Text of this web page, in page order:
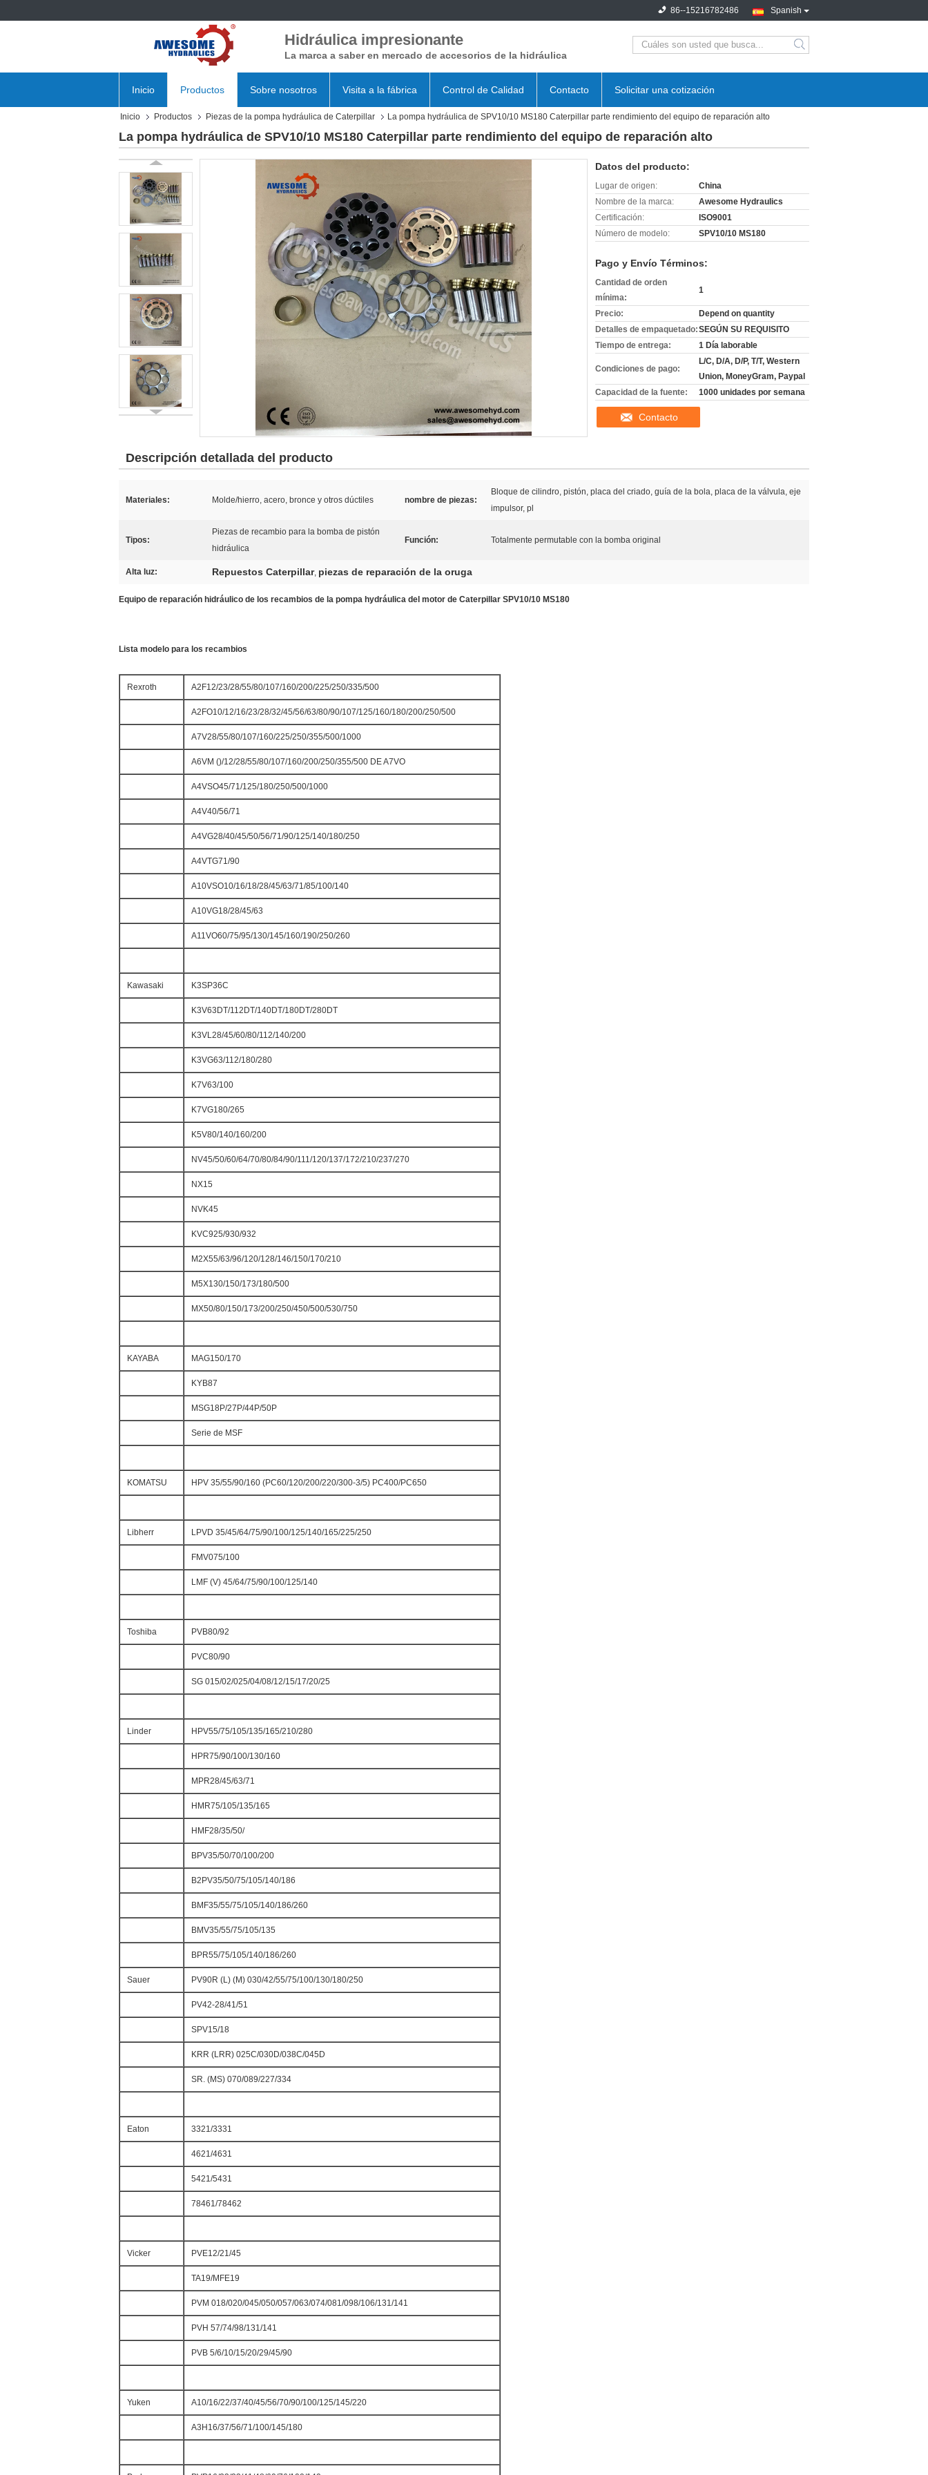
Spanish
86--15216782486
Hidráulica impresionante
La marca a saber en mercado de accesorios de la hidráulica search
Inicio Productos Sobre nosotros Visita a la fábrica Control de Calidad Contacto Solicitar una cotización
Inicio Productos Piezas de la pompa hydráulica de Caterpillar La pompa hydráulica de SPV10/10 MS180 Caterpillar parte rendimiento del equipo de reparación alto
La pompa hydráulica de SPV10/10 MS180 Caterpillar parte rendimiento del equipo de reparación alto
Datos del producto:
Lugar de origen:
China
Nombre de la marca:
Awesome Hydraulics
Certificación:
ISO9001
Número de modelo:
SPV10/10 MS180
Pago y Envío Términos:
Cantidad de orden
mínima:
1
Precio:
Depend on quantity
Detalles de empaquetado:SEGÚN SU REQUISITO
Tiempo de entrega:
1 Día laborable
Condiciones de pago:
L/C, D/A, D/P, T/T, Western
Union, MoneyGram, Paypal
Capacidad de la fuente:
1000 unidades por semana
Contacto
Descripción detallada del producto
Materiales: Molde/hierro, acero, bronce y otros dúctiles nombre de piezas:
Bloque de cilindro, pistón, placa del criado, guía de la bola, placa de la válvula, eje
impulsor, pl
Tipos:
Piezas de recambio para la bomba de pistón
hidráulica
Función: Totalmente permutable con la bomba original
Alta luz: Repuestos Caterpillar, piezas de reparación de la oruga
Equipo de reparación hidráulico de los recambios de la pompa hydráulica del motor de Caterpillar SPV10/10 MS180
Lista modelo para los recambios
Rexroth A2F12/23/28/55/80/107/160/200/225/250/335/500
A2FO10/12/16/23/28/32/45/56/63/80/90/107/125/160/180/200/250/500
A7V28/55/80/107/160/225/250/355/500/1000
A6VM ()/12/28/55/80/107/160/200/250/355/500 DE A7VO
A4VSO45/71/125/180/250/500/1000
A4V40/56/71
A4VG28/40/45/50/56/71/90/125/140/180/250
A4VTG71/90
A10VSO10/16/18/28/45/63/71/85/100/140
A10VG18/28/45/63
A11VO60/75/95/130/145/160/190/250/260
Kawasaki K3SP36C
K3V63DT/112DT/140DT/180DT/280DT
K3VL28/45/60/80/112/140/200
K3VG63/112/180/280
K7V63/100
K7VG180/265
K5V80/140/160/200
NV45/50/60/64/70/80/84/90/111/120/137/172/210/237/270
NX15
NVK45
KVC925/930/932
M2X55/63/96/120/128/146/150/170/210
M5X130/150/173/180/500
MX50/80/150/173/200/250/450/500/530/750
KAYABA MAG150/170
KYB87
MSG18P/27P/44P/50P
Serie de MSF
KOMATSU HPV 35/55/90/160 (PC60/120/200/220/300-3/5) PC400/PC650
Libherr LPVD 35/45/64/75/90/100/125/140/165/225/250
FMV075/100
LMF (V) 45/64/75/90/100/125/140
Toshiba PVB80/92
PVC80/90
SG 015/02/025/04/08/12/15/17/20/25
Linder HPV55/75/105/135/165/210/280
HPR75/90/100/130/160
MPR28/45/63/71
HMR75/105/135/165
HMF28/35/50/
BPV35/50/70/100/200
B2PV35/50/75/105/140/186
BMF35/55/75/105/140/186/260
BMV35/55/75/105/135
BPR55/75/105/140/186/260
Sauer PV90R (L) (M) 030/42/55/75/100/130/180/250
PV42-28/41/51
SPV15/18
KRR (LRR) 025C/030D/038C/045D
SR. (MS) 070/089/227/334
Eaton 3321/3331
4621/4631
5421/5431
78461/78462
Vicker PVE12/21/45
TA19/MFE19
PVM 018/020/045/050/057/063/074/081/098/106/131/141
PVH 57/74/98/131/141
PVB 5/6/10/15/20/29/45/90
Yuken A10/16/22/37/40/45/56/70/90/100/125/145/220
A3H16/37/56/71/100/145/180